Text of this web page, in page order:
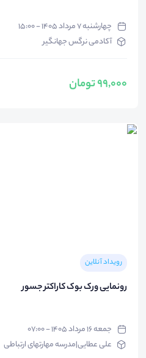
چهارشنبه ۷ مرداد ۱۴۰۵ - ۱۵:۰۰
آکادمی نرگس جهانگیر
99,000 تومان
رویداد آنلاین
رونمایی ورک بوک کاراکتر جسور
جمعه ۱۶ مرداد ۱۴۰۵ - ۰۷:۰۰
علی عطایی|مدرسه مهارتهای ارتباطی